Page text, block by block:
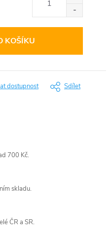
KOŠÍKU
dostupnost Sdílet
700 Kč.
skladu.
ČR a SR.